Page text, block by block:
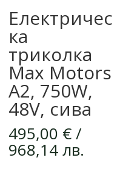
Електричес
ка
триколка
Max Motors
A2, 750W,
48V, сива
495,00 €/
968,14 лв.